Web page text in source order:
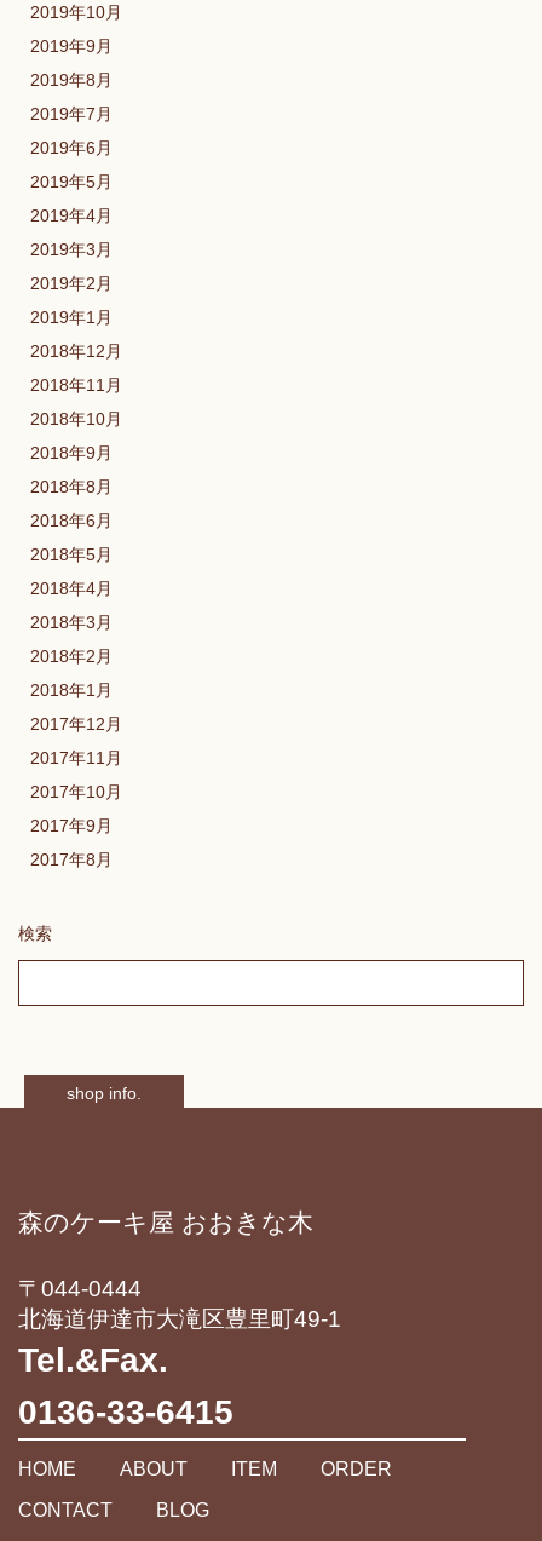
2019年10月
2019年9月
2019年8月
2019年7月
2019年6月
2019年5月
2019年4月
2019年3月
2019年2月
2019年1月
2018年12月
2018年11月
2018年10月
2018年9月
2018年8月
2018年6月
2018年5月
2018年4月
2018年3月
2018年2月
2018年1月
2017年12月
2017年11月
2017年10月
2017年9月
2017年8月
検索
shop info.
森のケーキ屋 おおきな木
〒044-0444
北海道伊達市大滝区豊里町49-1
Tel.&Fax.
0136-33-6415
HOME ABOUT ITEM
ORDER
CONTACT
BLOG